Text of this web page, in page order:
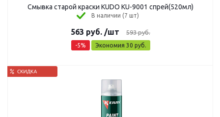
Смывка старой краски KUDO KU-9001 спрей(520мл)
В наличии (7 шт)
563 руб. /шт 593руб.
-5% Экономия 30 руб.